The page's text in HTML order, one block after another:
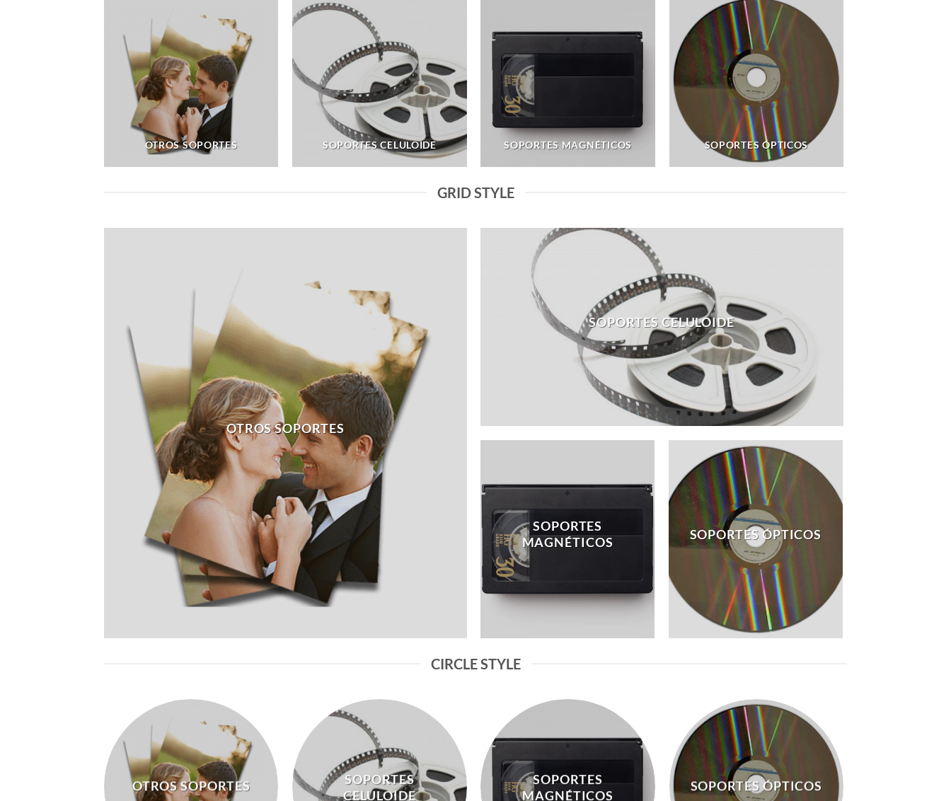
OTROS SOPORTES SOPORTES CELULOIDE SOPORTES MAGNÉTICOS SOPORTES ÓPTICOS
GRID STYLE
OTROS SOPORTES
SOPORTES CELULOIDE
SOPORTES
MAGNÉTICOS
SOPORTES ÓPTICOS
CIRCLE STYLE
OTROS SOPORTES
SOPORTES
CELULOIDE
SOPORTES
MAGNÉTICOS
SOPORTES ÓPTICOS